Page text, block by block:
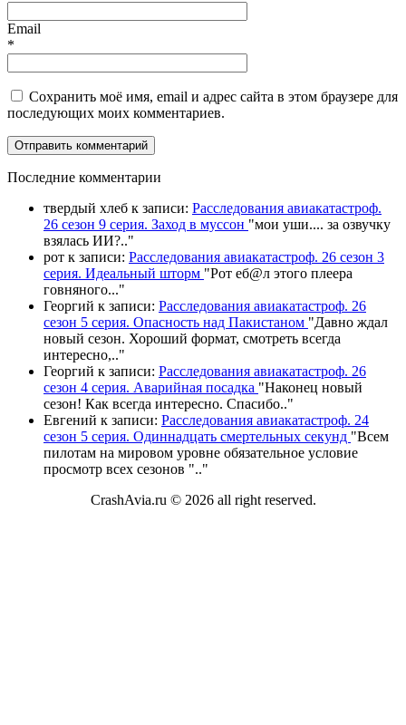
Email
*
Сохранить моё имя, email и адрес сайта в этом браузере для
последующих моих комментариев.
Последние комментарии
твердый хлеб к записи: Расследования авиакатастроф.
26 сезон 9 серия. Заход в муссон "мои уши.... за озвучку
взялась ИИ?.."
рот к записи: Расследования авиакатастроф. 26 сезон 3
серия. Идеальный шторм "Рот еб@л этого плеера
говняного..."
Георгий к записи: Расследования авиакатастроф. 26
сезон 5 серия. Опасность над Пакистаном "Давно ждал
новый сезон. Хороший формат, смотреть всегда
интересно,.."
Георгий к записи: Расследования авиакатастроф. 26
сезон 4 серия. Аварийная посадка "Наконец новый
сезон! Как всегда интересно. Спасибо.."
Евгений к записи: Расследования авиакатастроф. 24
сезон 5 серия. Одиннадцать смертельных секунд "Всем
пилотам на мировом уровне обязательное условие
просмотр всех сезонов ".."
CrashAvia.ru © 2026 all right reserved.